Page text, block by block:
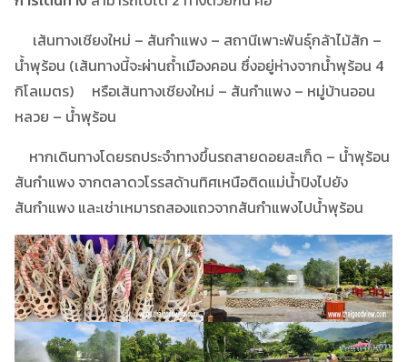
เส้นทางเชียงใหม่ – สันกำแพง – สถานีเพาะพันธุ์กล้าไม้สัก –
น้ำพุร้อน (เส้นทางนี้จะผ่านถ้ำเมืองคอน ซึ่งอยู่ห่างจากน้ำพุร้อน 4
กิโลเมตร) หรือเส้นทางเชียงใหม่ – สันกำแพง – หมู่บ้านออน
หลวย – น้ำพุร้อน
หากเดินทางโดยรถประจำทางขึ้นรถสายดอยสะเก็ด – น้ำพุร้อน
สันกำแพง จากตลาดวโรรสด้านทิศเหนือติดแม่น้ำปิงไปยัง
สันกำแพง และเช่าเหมารถสองแถวจากสันกำแพงไปน้ำพุร้อน